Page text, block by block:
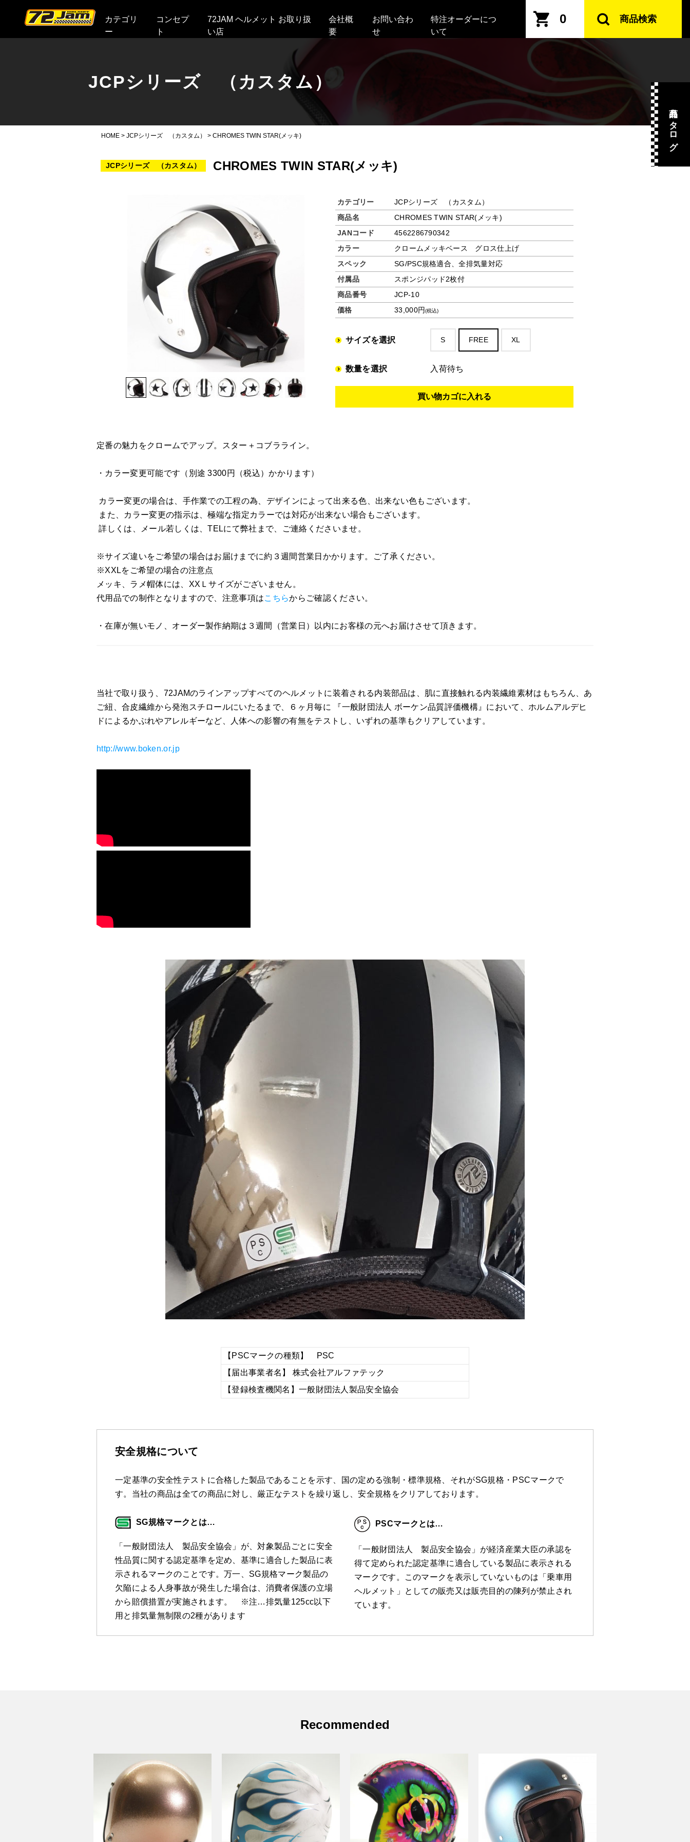
カテゴリ
ー
コンセプ
ト
72JAM ヘルメット お取り扱
い店
会社概
要
お問い合わ
せ
特注オーダーにつ
いて
0 商品検索
JCPシリーズ （カスタム）
HOME > JCPシリーズ （カスタム） > CHROMES TWIN STAR(メッキ)
JCPシリーズ （カスタム） CHROMES TWIN STAR(メッキ)
カテゴリー
JCPシリーズ （カスタム）
商品名
CHROMES TWIN STAR(メッキ)
JANコード
4562286790342
カラー
クロームメッキベース グロス仕上げ
スペック
SG/PSC規格適合、全排気量対応
付属品
スポンジパッド2枚付
商品番号
JCP-10
価格
33,000円(税込)
サイズを選択 S FREE XL
数量を選択 入荷待ち
定番の魅力をクロームでアップ。スター＋コブラライン。
・カラー変更可能です（別途 3300円（税込）かかります）
カラー変更の場合は、手作業での工程の為、デザインによって出来る色、出来ない色もございます。
また、カラー変更の指示は、極端な指定カラーでは対応が出来ない場合もございます。
詳しくは、メール若しくは、TELにて弊社まで、ご連絡くださいませ。
※サイズ違いをご希望の場合はお届けまでに約３週間営業日かかります。ご了承ください。
※XXLをご希望の場合の注意点
メッキ、ラメ帽体には、XXＬサイズがございません。
代用品での制作となりますので、注意事項はこちらからご確認ください。
・在庫が無いモノ、オーダー製作納期は３週間（営業日）以内にお客様の元へお届けさせて頂きます。
当社で取り扱う、72JAMのラインアップすべてのヘルメットに装着される内装部品は、肌に直接触れる内装繊維素材はもちろん、あ
ご紐、合皮繊維から発泡スチロールにいたるまで、６ヶ月毎に 『一般財団法人 ボーケン品質評価機構』において、ホルムアルデヒ
ドによるかぶれやアレルギーなど、人体への影響の有無をテストし、いずれの基準もクリアしています。
http://www.boken.or.jp
【PSCマークの種類】 PSC
【届出事業者名】 株式会社アルファテック
【登録検査機関名】一般財団法人製品安全協会
安全規格について
一定基準の安全性テストに合格した製品であることを示す、国の定める強制・標準規格、それがSG規格・PSCマークで
す。当社の商品は全ての商品に対し、厳正なテストを繰り返し、安全規格をクリアしております。
SG規格マークとは…
「一般財団法人 製品安全協会」が、対象製品ごとに安全
性品質に関する認定基準を定め、基準に適合した製品に表
示されるマークのことです。万一、SG規格マーク製品の
欠陥による人身事故が発生した場合は、消費者保護の立場
から賠償措置が実施されます。 ※注…排気量125cc以下
用と排気量無制限の2種があります
PSCマークとは…
「一般財団法人 製品安全協会」が経済産業大臣の承認を
得て定められた認定基準に適合している製品に表示される
マークです。このマークを表示していないものは「乗車用
ヘルメット」としての販売又は販売目的の陳列が禁止され
ています。
Recommended
商品カタログ